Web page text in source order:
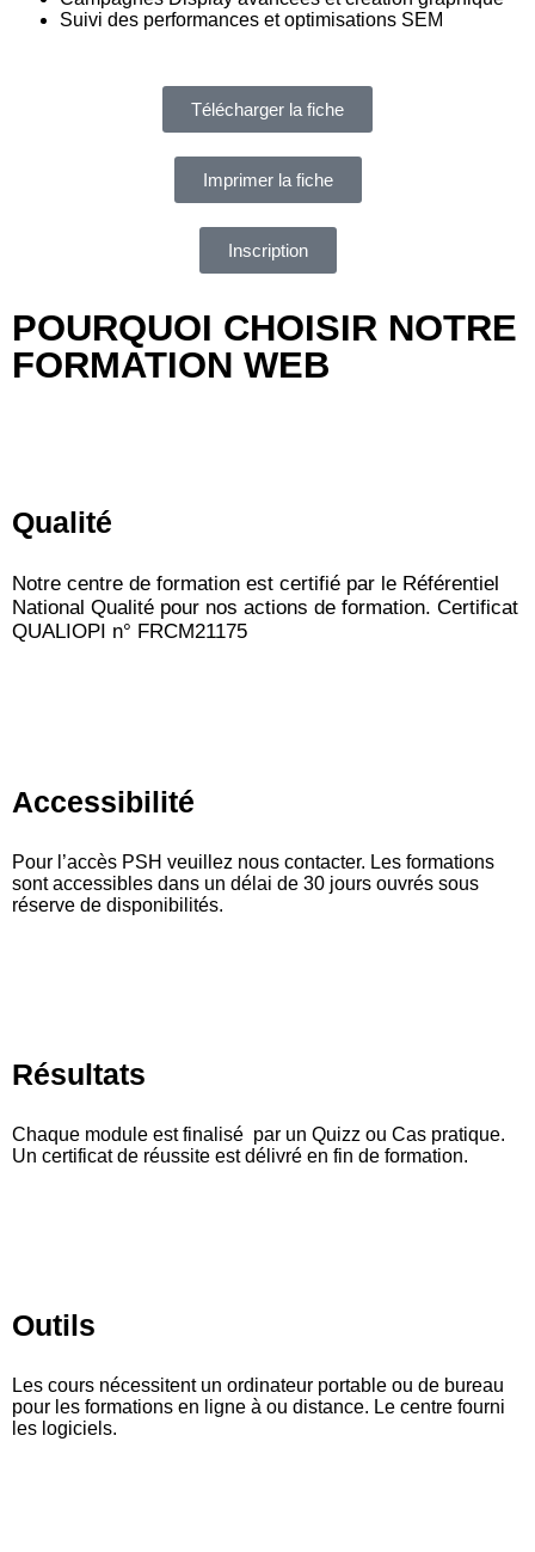
Suivi des performances et optimisations SEM
Télécharger la fiche
Imprimer la fiche
Inscription
POURQUOI CHOISIR NOTRE
FORMATION WEB
Qualité
Notre centre de formation est certifié par le Référentiel
National Qualité pour nos actions de formation. Certificat
QUALIOPI n° FRCM21175
Accessibilité
Pour l’accès PSH veuillez nous contacter. Les formations
sont accessibles dans un délai de 30 jours ouvrés sous
réserve de disponibilités.
Résultats
Chaque module est finalisé par un Quizz ou Cas pratique.
Un certificat de réussite est délivré en fin de formation.
Outils
Les cours nécessitent un ordinateur portable ou de bureau
pour les formations en ligne à ou distance. Le centre fourni
les logiciels.